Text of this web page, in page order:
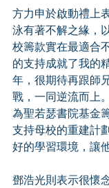
方力申於啟動禮上
泳有著不解之緣，
校籌款實在最適合
的支持成就了我的
年，很期待再跟師
戰，一同逆流而上
為聖若瑟書院基金
支持母校的重建計
好的學習環境，讓
鄧浩光則表示很懷